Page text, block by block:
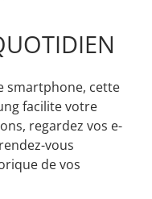
smartphone, cette
facilite votre
regardez vos e-
vous
de vos